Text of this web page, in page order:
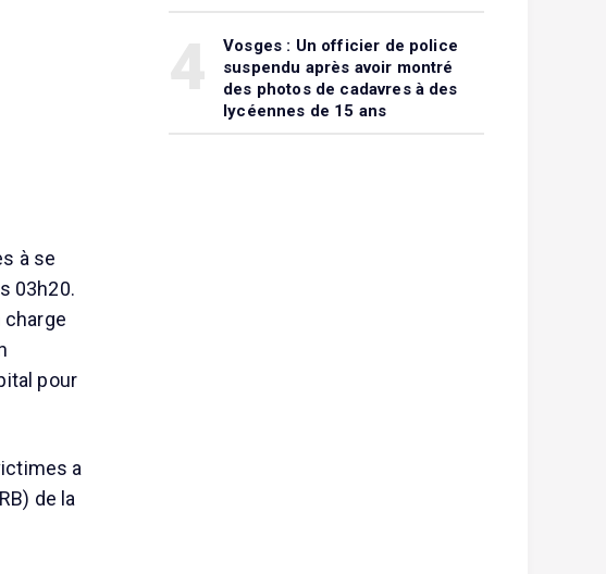
à se
03h20.
charge
pour
a
de la
Vosges : Un officier de police
suspendu après avoir montré
des photos de cadavres à des
lycéennes de 15 ans